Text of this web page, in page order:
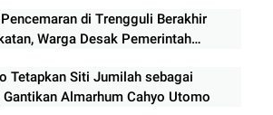
di Trengguli Berakhir
Warga Desak Pemerintah
Tetapkan Siti Jumilah sebagai
Gantikan Almarhum Cahyo Utomo